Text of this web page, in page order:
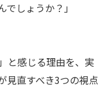
でしょうか？」
と感じる理由を、実
見直すべき3つの視点